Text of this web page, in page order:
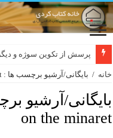
پرسش از تکوین سوژه و
خانه / بایگانی/آرشیو برچسب ها : The woman on the minaret
بایگانی/آرشیو
on the minaret